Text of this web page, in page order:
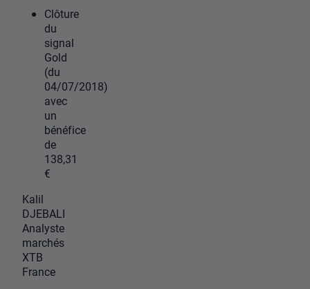
Clôture
du
signal
Gold
(du
04/07/2018)
avec
un
bénéfice
de
138,31
€
Kalil
DJEBALI
Analyste
marchés
XTB
France